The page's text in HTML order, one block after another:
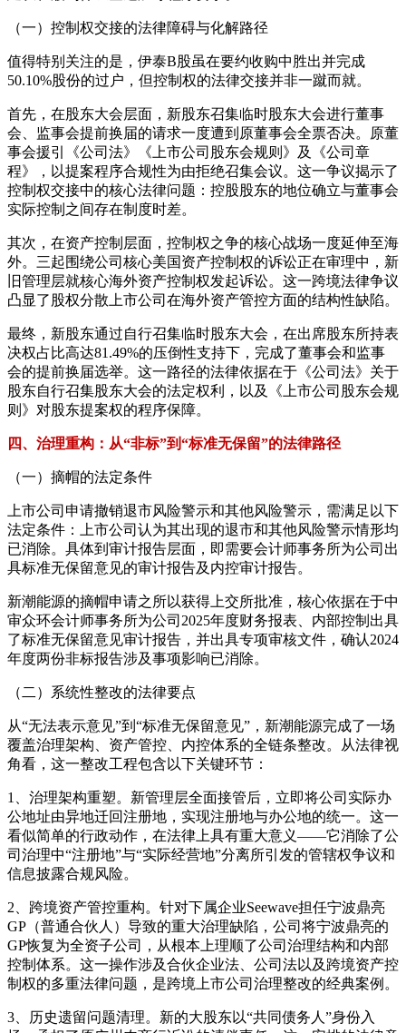
（一）控制权交接的法律障碍与化解路径
值得特别关注的是，伊泰B股虽在要约收购中胜出并完成
50.10%股份的过户，但控制权的法律交接并非一蹴而就。
首先，在股东大会层面，新股东召集临时股东大会进行董事
会、监事会提前换届的请求一度遭到原董事会全票否决。原董
事会援引《公司法》《上市公司股东会规则》及《公司章
程》，以提案程序合规性为由拒绝召集会议。这一争议揭示了
控制权交接中的核心法律问题：控股股东的地位确立与董事会
实际控制之间存在制度时差。
其次，在资产控制层面，控制权之争的核心战场一度延伸至海
外。三起围绕公司核心美国资产控制权的诉讼正在审理中，新
旧管理层就核心海外资产控制权发起诉讼。这一跨境法律争议
凸显了股权分散上市公司在海外资产管控方面的结构性缺陷。
最终，新股东通过自行召集临时股东大会，在出席股东所持表
决权占比高达81.49%的压倒性支持下，完成了董事会和监事
会的提前换届选举。这一路径的法律依据在于《公司法》关于
股东自行召集股东大会的法定权利，以及《上市公司股东会规
则》对股东提案权的程序保障。
四、治理重构：从“非标”到“标准无保留”的法律路径
（一）摘帽的法定条件
上市公司申请撤销退市风险警示和其他风险警示，需满足以下
法定条件：上市公司认为其出现的退市和其他风险警示情形均
已消除。具体到审计报告层面，即需要会计师事务所为公司出
具标准无保留意见的审计报告及内控审计报告。
新潮能源的摘帽申请之所以获得上交所批准，核心依据在于中
审众环会计师事务所为公司2025年度财务报表、内部控制出具
了标准无保留意见审计报告，并出具专项审核文件，确认2024
年度两份非标报告涉及事项影响已消除。
（二）系统性整改的法律要点
从“无法表示意见”到“标准无保留意见”，新潮能源完成了一场
覆盖治理架构、资产管控、内控体系的全链条整改。从法律视
角看，这一整改工程包含以下关键环节：
1、治理架构重塑。新管理层全面接管后，立即将公司实际办
公地址由异地迁回注册地，实现注册地与办公地的统一。这一
看似简单的行政动作，在法律上具有重大意义——它消除了公
司治理中“注册地”与“实际经营地”分离所引发的管辖权争议和
信息披露合规风险。
2、跨境资产管控重构。针对下属企业Seewave担任宁波鼎亮
GP（普通合伙人）导致的重大治理缺陷，公司将宁波鼎亮的
GP恢复为全资子公司，从根本上理顺了公司治理结构和内部
控制体系。这一操作涉及合伙企业法、公司法以及跨境资产控
制权的多重法律问题，是跨境上市公司治理整改的经典案例。
3、历史遗留问题清理。新的大股东以“共同债务人”身份入